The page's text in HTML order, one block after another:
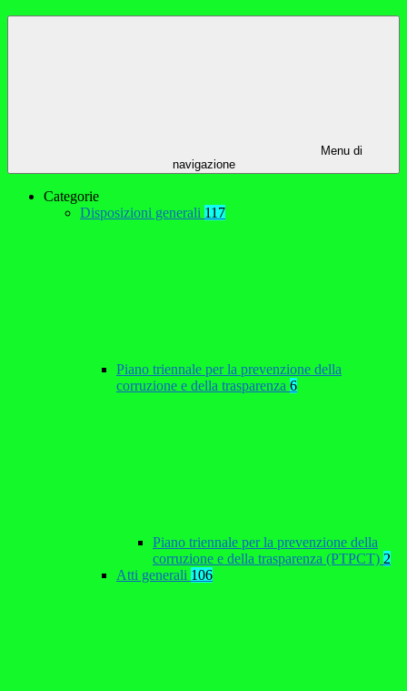
Menu di
navigazione
Categorie
Disposizioni generali 117
Piano triennale per la prevenzione della
corruzione e della trasparenza 6
Piano triennale per la prevenzione della
corruzione e della trasparenza (PTPCT) 2
Atti generali 106